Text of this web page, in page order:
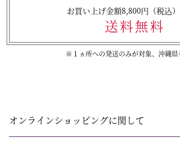
お買い上げ金額8,800円（税込
送料無料
※１ヵ所への発送のみが対象、沖縄県
オンラインショッピングに関して